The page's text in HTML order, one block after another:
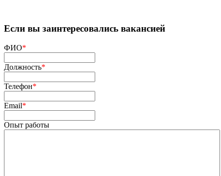
Если вы заинтересовались вакансией
ФИО*
Должность*
Телефон*
Email*
Опыт работы